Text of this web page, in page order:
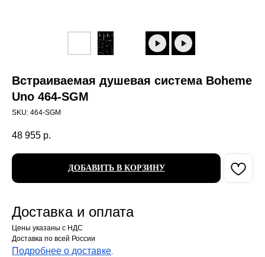
Встраиваемая душевая система Boheme
Uno 464-SGM
SKU: 464-SGM
48 955 р.
ДОБАВИТЬ В КОРЗИНУ
Доставка и оплата
Цены указаны с НДС
Доставка по всей России
Подробнее о доставке.